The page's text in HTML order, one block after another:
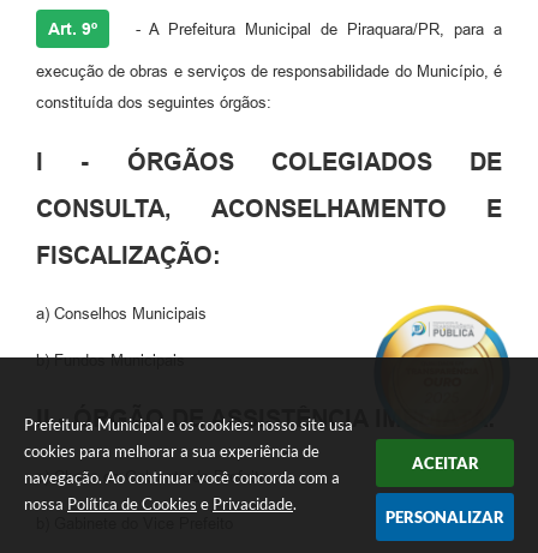
Prefeitura Municipal e os cookies: nosso site usa
cookies para melhorar a sua experiência de
navegação. Ao continuar você concorda com a
nossa Política de Cookies e Privacidade.
ACEITAR
PERSONALIZAR
Art. 9º - A Prefeitura Municipal de Piraquara/PR, para a
execução de obras e serviços de responsabilidade do Município, é
constituída dos seguintes órgãos:
I - ÓRGÃOS COLEGIADOS DE
CONSULTA, ACONSELHAMENTO E
FISCALIZAÇÃO:
a) Conselhos Municipais
b) Fundos Municipais
II - ÓRGÃO DE ASSISTÊNCIA IMEDIATA:
a) Chefia de Gabinete do Prefeito